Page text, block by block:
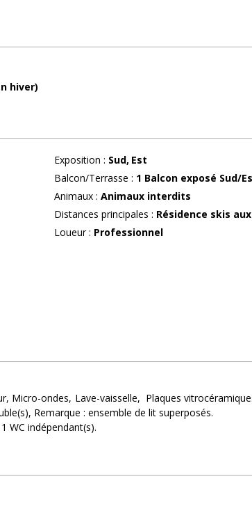
hiver)
Exposition : Sud Est
Balcon/Terrasse : 1 Balcon exposé Sud/
Animaux : Animaux interdits
Distances principales : Résidence skis
Loueur: Professionnel
Micro-ondes Lave-vaisselle
Plaques
Remarque : ensemble de lit superposés
1 WC indépendant(s)